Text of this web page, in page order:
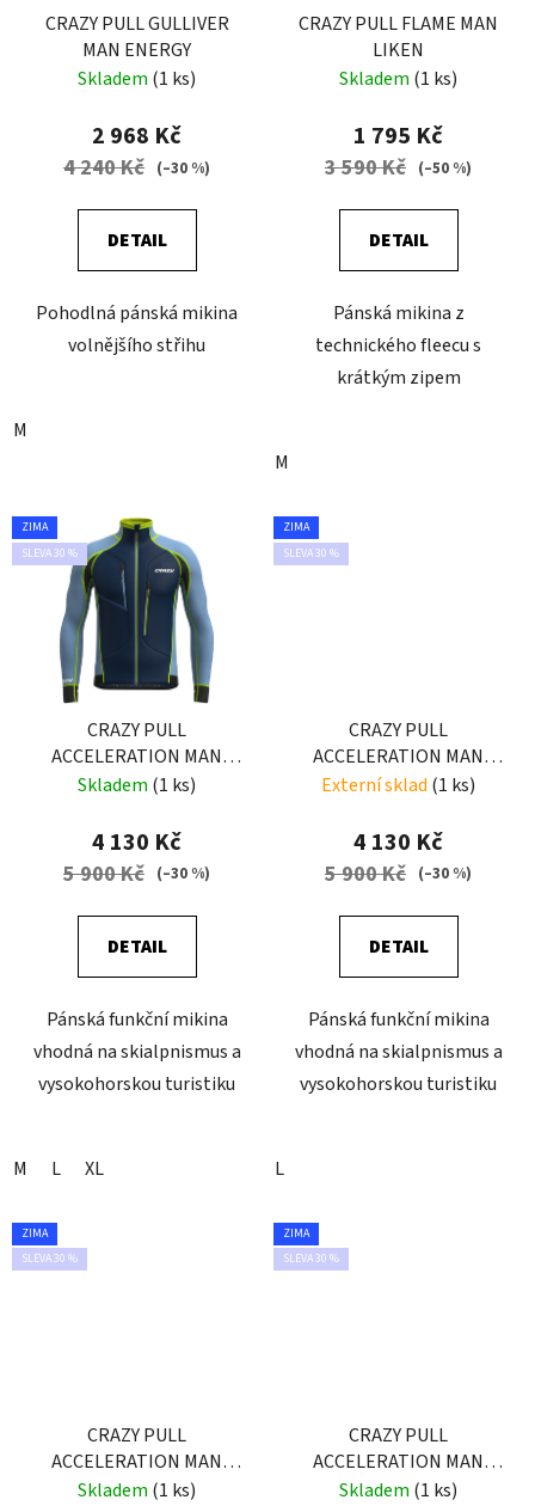
CRAZY PULL GULLIVER
MAN ENERGY
Skladem (1 ks)
2 968 Kč
4 240 Kč (–30 %)
DETAIL
Pohodlná pánská mikina
volnějšího střihu
M
CRAZY PULL FLAME MAN
LIKEN
Skladem (1 ks)
1 795 Kč
3 590 Kč (–50 %)
DETAIL
Pánská mikina z
technického fleecu s
krátkým zipem
M
ZIMA
SLEVA 30 %
CRAZY PULL
ACCELERATION MAN
LIKEN
Skladem (1 ks)
4 130 Kč
5 900 Kč (–30 %)
DETAIL
Pánská funkční mikina
vhodná na skialpnismus a
vysokohorskou turistiku
M L XL
ZIMA
SLEVA 30 %
CRAZY PULL
ACCELERATION MAN
BRICK
Externí sklad (1 ks)
4 130 Kč
5 900 Kč (–30 %)
DETAIL
Pánská funkční mikina
vhodná na skialpnismus a
vysokohorskou turistiku
L
ZIMA
SLEVA 30 %
CRAZY PULL
ACCELERATION MAN
ENERGY
Skladem (1 ks)
ZIMA
SLEVA 30 %
CRAZY PULL
ACCELERATION MAN
GALAXY
Skladem (1 ks)